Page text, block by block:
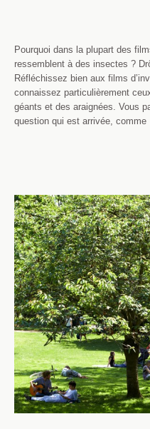
Pourquoi dans la plupart des
ressemblent à des insectes ?
Réfléchissez bien aux films
connaissez particulièrement
géants et des araignées. Vous
question qui est arrivée, comme